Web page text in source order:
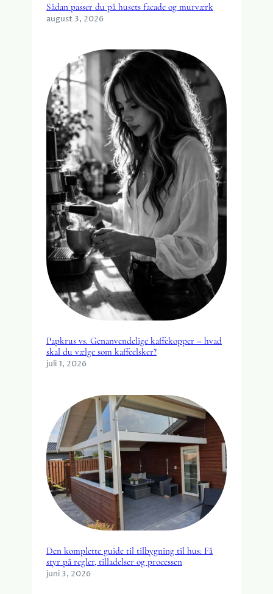
Sådan passer du på husets facade og murværk
august 3, 2026
Papkrus vs. Genanvendelige kaffekopper – hvad
skal du vælge som kaffeelsker?
juli 1, 2026
Den komplette guide til tilbygning til hus: Få
styr på regler, tilladelser og processen
juni 3, 2026